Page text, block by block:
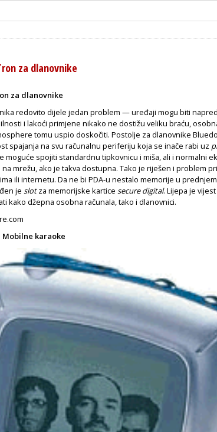
za dlanovnike
za dlanovnike
redovito dijele jedan problem — uređaji mogu biti
i lakoći primjene nikako ne dostižu veliku braću,
tomu uspio doskočiti. Postolje za dlanovnike
spajanja na svu računalnu periferiju koja se inače rabi uz
moguće spojiti standardnu tipkovnicu i miša, ali i normalni
mrežu, ako je takva dostupna. Tako je riješen i problem
ili internetu. Da ne bi PDA-u nestalo memorije u
je slotza memorijske kartice secure digital. Lijepa je
kako džepna osobna računala, tako i dlanovnici.
karaoke